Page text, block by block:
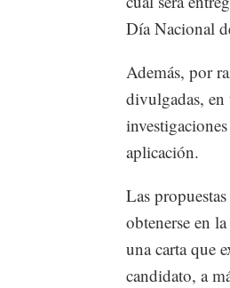
Día Nacional
Además, por
divulgadas, en
aplicación.
Las
obtenerse en
una carta que
candidato, a